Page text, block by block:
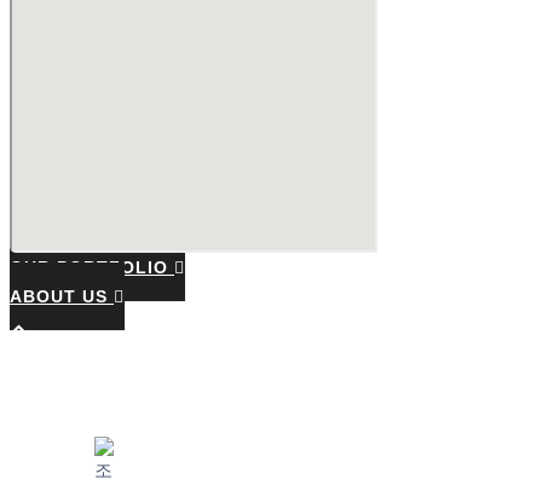
OUR PORTFOLIO
ABOUT US